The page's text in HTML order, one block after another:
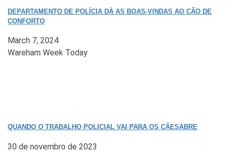
DEPARTAMENTO DE POLÍCIA DÁ AS BOAS-VINDAS AO CÃO DE
CONFORTO
March 7, 2024
Wareham Week Today
QUANDO O TRABALHO POLICIAL VAI PARA OS CÃESABRE
30 de novembro de 2023